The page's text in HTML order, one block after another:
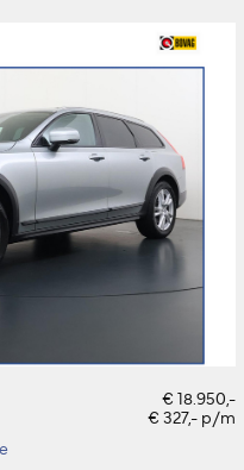
€ 18.950,-
€ 327,- p/m